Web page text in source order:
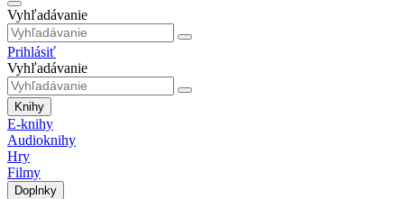
Vyhľadávanie
Prihlásiť
Vyhľadávanie
Knihy
E-knihy
Audioknihy
Hry
Filmy
Doplnky